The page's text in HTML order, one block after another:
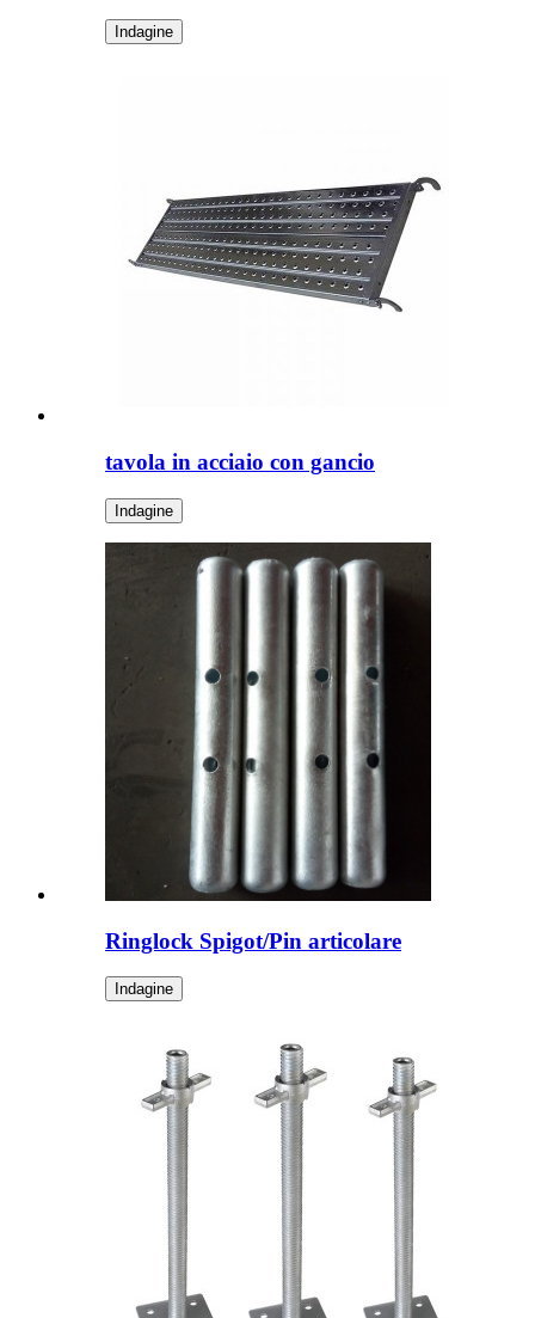
Indagine
tavola in acciaio con gancio
Indagine
Ringlock Spigot/Pin articolare
Indagine